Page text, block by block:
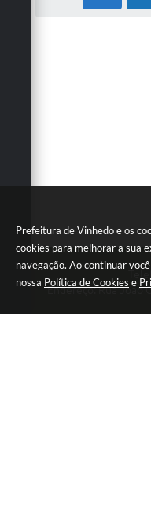
Prefeitura de Vinhedo e os
cookies para melhorar a sua
navegação. Ao continuar
nossa Política de Cookies e
Endereço: Rua João